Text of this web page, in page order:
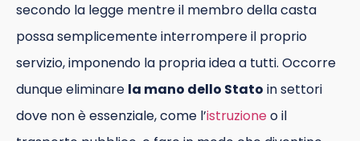
secondo la legge mentre il membro della casta
possa semplicemente interrompere il proprio
servizio, imponendo la propria idea a tutti. Occorre
dunque eliminare la mano dello Stato in settori
dove non è essenziale, come l’istruzioneo il